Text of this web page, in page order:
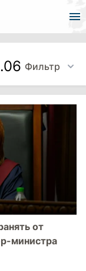
Фильтр
от
министра